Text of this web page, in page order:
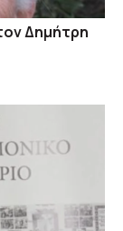
Δημήτρη